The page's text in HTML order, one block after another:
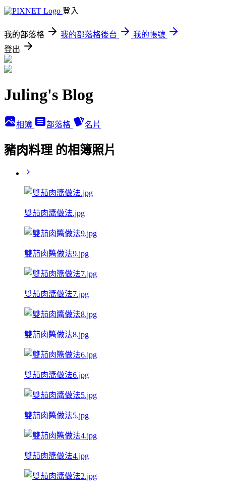
登入
我的部落格 我的部落格後台
我的帳號
登出
Juling's Blog
相簿 部落格 名片
豬肉料理 的相簿照片
雙茄肉醬做法.jpg
雙茄肉醬做法9.jpg
雙茄肉醬做法7.jpg
雙茄肉醬做法8.jpg
雙茄肉醬做法6.jpg
雙茄肉醬做法5.jpg
雙茄肉醬做法4.jpg